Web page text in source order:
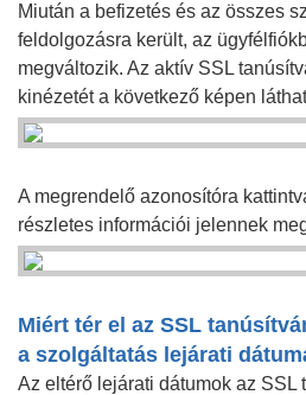
Miután a befizetés és az összes
feldolgozásra került, az
megváltozik. Az aktív SSL
kinézetét a következő képen
A megrendelő azonosítóra
részletes információi jelennek
Miért tér el az SSL
a szolgáltatás lejárati
Az eltérő lejárati dátumok az SSL